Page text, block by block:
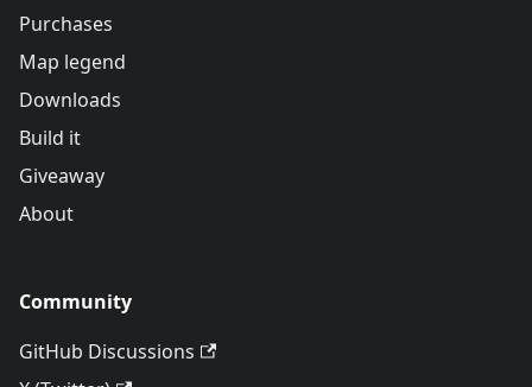
Purchases
Map legend
Downloads
Build it
Giveaway
About
Community
GitHub Discussions